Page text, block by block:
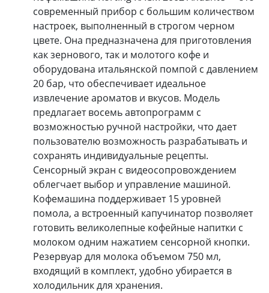
современный прибор с большим количеством
настроек, выполненный в строгом черном
цвете. Она предназначена для приготовления
как зернового, так и молотого кофе и
оборудована итальянской помпой с давлением
20 бар, что обеспечивает идеальное
извлечение ароматов и вкусов. Модель
предлагает восемь автопрограмм с
возможностью ручной настройки, что дает
пользователю возможность разрабатывать и
сохранять индивидуальные рецепты.
Сенсорный экран с видеосопровождением
облегчает выбор и управление машиной.
Кофемашина поддерживает 15 уровней
помола, а встроенный капучинатор позволяет
готовить великолепные кофейные напитки с
молоком одним нажатием сенсорной кнопки.
Резервуар для молока объемом 750 мл,
входящий в комплект, удобно убирается в
холодильник для хранения.